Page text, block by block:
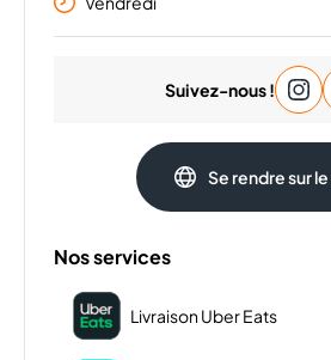
Samedi
Suivez-nous !
Se rendre sur
Nos services
Livraison Uber Eats